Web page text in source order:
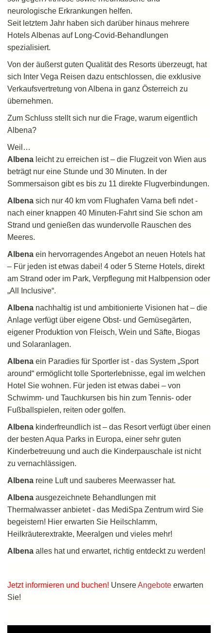
neurologische Erkrankungen helfen.
Seit letztem Jahr haben sich darüber hinaus mehrere
Hotels Albenas auf Long-Covid-Behandlungen
spezialisiert.
Von der äußerst guten Qualität des Resorts überzeugt, hat
sich Inter Vega Reisen dazu entschlossen, die exklusive
Verkaufsvertretung von Albena in ganz Österreich zu
übernehmen.
Zum Schluss stellt sich nur die Frage, warum eigentlich
Albena?
Weil…
Albena leicht zu erreichen ist – die Flugzeit von Wien aus
beträgt nur eine Stunde und 30 Minuten. In der
Sommersaison gibt es bis zu 11 direkte Flugverbindungen.
Albena sich nur 40 km vom Flughafen Varna befi ndet -
nach einer knappen 40 Minuten-Fahrt sind Sie schon am
Strand und genießen das wundervolle Rauschen des
Meeres.
Albena ein hervorragendes Angebot an neuen Hotels hat
– Für jeden ist etwas dabei! 4 oder 5 Sterne Hotels, direkt
am Strand oder im Park, Verpflegung mit Halbpension oder
„All Inclusive“.
Albena nachhaltig ist und ambitionierte Visionen hat – die
Anlage verfügt über eigene Obst- und Gemüsegärten,
eigener Produktion von Fleisch, Wein und Säfte, Biogas
und Solaranlagen.
Albena ein Paradies für Sportler ist - das System „Sport
around“ ermöglicht tolle Sporterlebnisse, egal im welchen
Hotel Sie wohnen. Für jeden ist etwas dabei – von
Schwimm- und Tauchkursen bis hin zum Tennis- oder
Fußballspielen, reiten oder golfen.
Albena kinderfreundlich ist – das Resort verfügt über einen
der besten Aqua Parks in Europa, einer sehr guten
Kinderbetreuung und auch die Kinderpauschale ist nicht
zu vernachlässigen.
Albena reine Luft und sauberes Meerwasser hat.
Albena ausgezeichnete Behandlungen mit
Thermalwasser anbietet - das MediSpa Zentrum wird Sie
begeistern! Hier erwarten Sie Heilschlamm,
Heilkräuterextrakte, Meeralgen und vieles mehr!
Albena alles hat und erwartet, richtig entdeckt zu werden!
Jetzt informieren und buchen! UnsereAngebote erwarten
Sie!